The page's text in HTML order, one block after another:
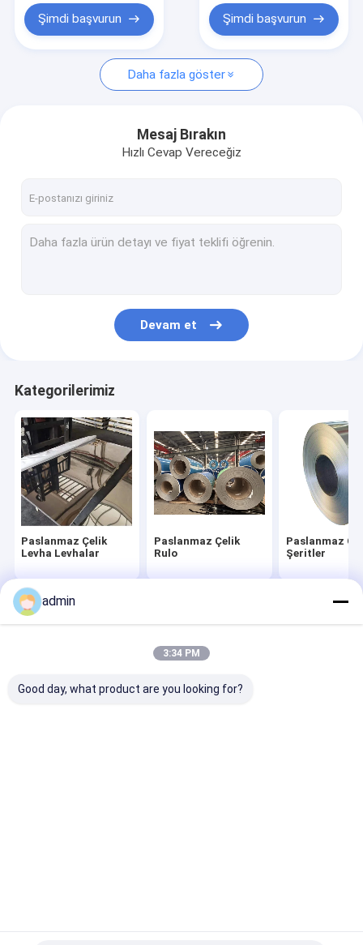
Paslanmaz Çelik Levha Levhalar
Paslanmaz Çelik Rulo
Paslanmaz Çelik Boru Tüp
Paslanmaz Çelik Yuvarlak Çubuklar
Paslanmaz Çelik H Kiriş
Şimdi başvurun Şimdi başvurun
Daha fazla göster
Mesaj Bırakın
Hızlı Cevap Vereceğiz
Devam et
Kategorilerimiz
Paslanmaz Çelik
Levha Levhalar
Paslanmaz Çelik
Rulo
Paslanmaz
Şeritler
sayfa
ulaşın
Site
Site Haritası
Gizlilik Politikası
Rights Reserved.
admin
3:34 PM
Good day, what product are you looking for?